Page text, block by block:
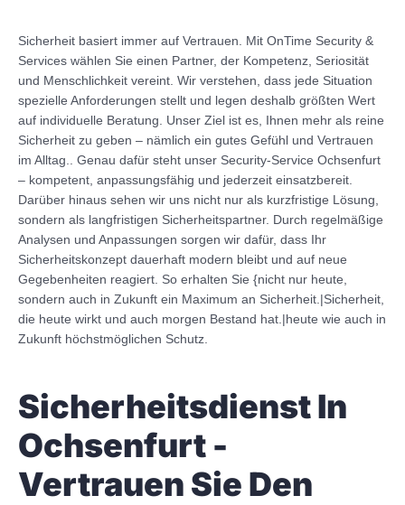
Sicherheit basiert immer auf Vertrauen. Mit OnTime Security &
Services wählen Sie einen Partner, der Kompetenz, Seriosität
und Menschlichkeit vereint. Wir verstehen, dass jede Situation
spezielle Anforderungen stellt und legen deshalb größten Wert
auf individuelle Beratung. Unser Ziel ist es, Ihnen mehr als reine
Sicherheit zu geben – nämlich ein gutes Gefühl und Vertrauen
im Alltag.. Genau dafür steht unser Security-Service Ochsenfurt
– kompetent, anpassungsfähig und jederzeit einsatzbereit.
Darüber hinaus sehen wir uns nicht nur als kurzfristige Lösung,
sondern als langfristigen Sicherheitspartner. Durch regelmäßige
Analysen und Anpassungen sorgen wir dafür, dass Ihr
Sicherheitskonzept dauerhaft modern bleibt und auf neue
Gegebenheiten reagiert. So erhalten Sie {nicht nur heute,
sondern auch in Zukunft ein Maximum an Sicherheit.|Sicherheit,
die heute wirkt und auch morgen Bestand hat.|heute wie auch in
Zukunft höchstmöglichen Schutz.
Sicherheitsdienst In
Ochsenfurt -
Vertrauen Sie Den